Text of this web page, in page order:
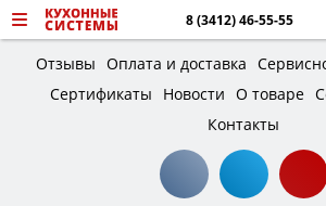
8 (3412) 46-55-55
Отзывы Оплата и доставка
Сертификаты
Новости О товаре
Контакты